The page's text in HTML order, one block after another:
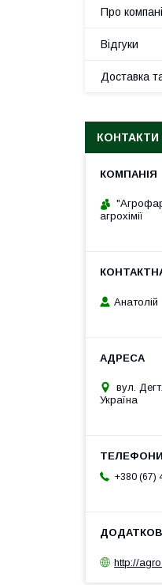
Про
Відгуки
Доставка
КОНТАКТИ
агрохімії
Анатолій
вул.
Україна
+380 (67)
http://